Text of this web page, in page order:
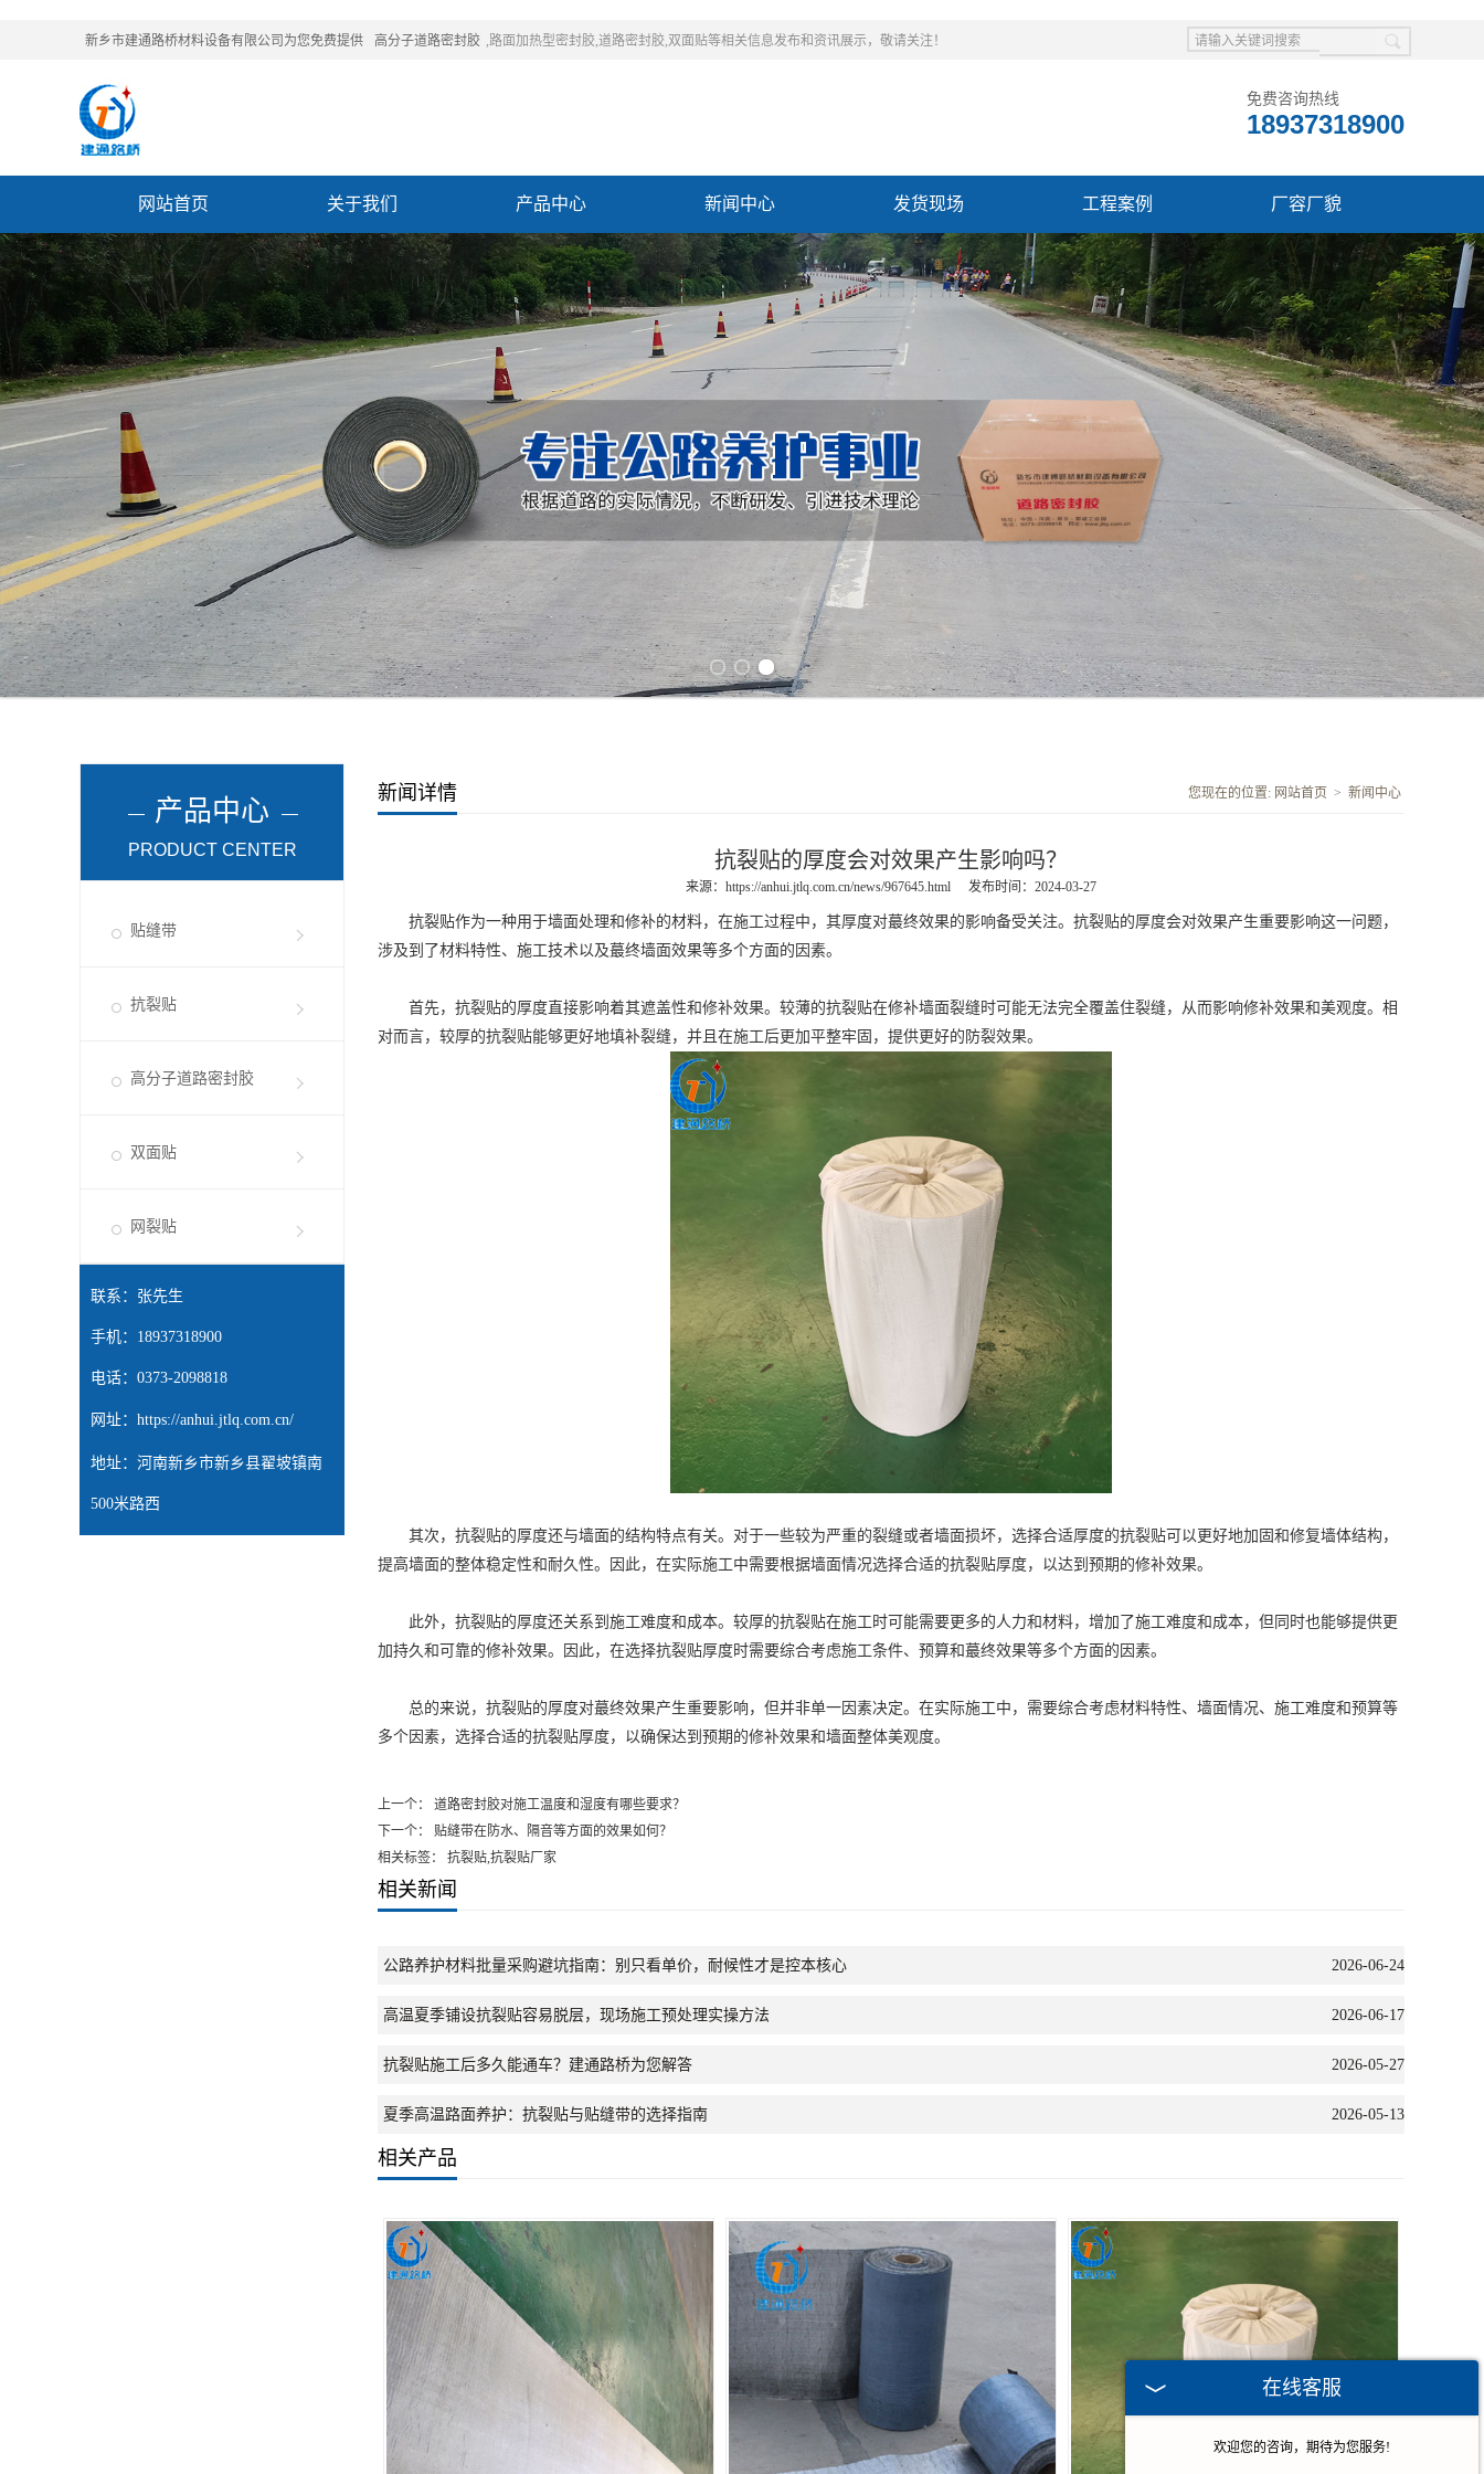
新乡市建通路桥材料设备有限公司为您免费提供 高分子道路密封胶 ,路面加热型密封胶,道路密封胶,双面贴等相关信息发布和资讯展示，敬请关注！
免费咨询热线
18937318900
网站首页 关于我们 产品中心 新闻中心 发货现场 工程案例 厂容厂貌
联系我们
产品中心
PRODUCT CENTER
贴缝带
抗裂贴
高分子道路密封胶
双面贴
网裂贴
联系：张先生
手机：18937318900
电话：0373-2098818
网址： https://anhui.jtlq.com.cn/
地址：河南新乡市新乡县翟坡镇南
500米路西
新闻详情 您现在的位置: 网站首页 > 新闻中心
抗裂贴的厚度会对效果产生影响吗？
来源： https://anhui.jtlq.com.cn/news/967645.html 发布时间：2024-03-27
抗裂贴作为一种用于墙面处理和修补的材料，在施工过程中，其厚度对蕞终效果的影响备受关注。抗裂贴的厚度会对效果产生重要影响这一问题，
涉及到了材料特性、施工技术以及蕞终墙面效果等多个方面的因素。
首先，抗裂贴的厚度直接影响着其遮盖性和修补效果。较薄的抗裂贴在修补墙面裂缝时可能无法完全覆盖住裂缝，从而影响修补效果和美观度。相
对而言，较厚的抗裂贴能够更好地填补裂缝，并且在施工后更加平整牢固，提供更好的防裂效果。
其次，抗裂贴的厚度还与墙面的结构特点有关。对于一些较为严重的裂缝或者墙面损坏，选择合适厚度的抗裂贴可以更好地加固和修复墙体结构，
提高墙面的整体稳定性和耐久性。因此，在实际施工中需要根据墙面情况选择合适的抗裂贴厚度，以达到预期的修补效果。
此外，抗裂贴的厚度还关系到施工难度和成本。较厚的抗裂贴在施工时可能需要更多的人力和材料，增加了施工难度和成本，但同时也能够提供更
加持久和可靠的修补效果。因此，在选择抗裂贴厚度时需要综合考虑施工条件、预算和蕞终效果等多个方面的因素。
总的来说，抗裂贴的厚度对蕞终效果产生重要影响，但并非单一因素决定。在实际施工中，需要综合考虑材料特性、墙面情况、施工难度和预算等
多个因素，选择合适的抗裂贴厚度，以确保达到预期的修补效果和墙面整体美观度。
上一个：
道路密封胶对施工温度和湿度有哪些要求？
下一个：
贴缝带在防水、隔音等方面的效果如何？
相关标签： 抗裂贴,抗裂贴厂家
相关新闻
公路养护材料批量采购避坑指南：别只看单价，耐候性才是控本核心 2026-06-24
高温夏季铺设抗裂贴容易脱层，现场施工预处理实操方法 2026-06-17
抗裂贴施工后多久能通车？建通路桥为您解答 2026-05-27
夏季高温路面养护：抗裂贴与贴缝带的选择指南 2026-05-13
相关产品
在线客服
欢迎您的咨询，期待为您服务!